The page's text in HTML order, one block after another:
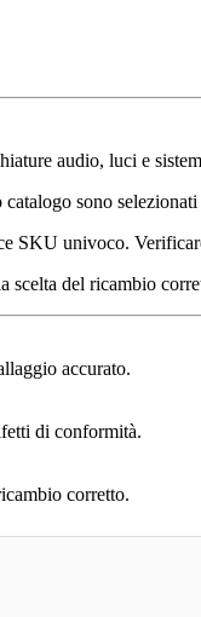
audio, luci e
sono
SKU univoco.
scelta del ricambio
accurato.
di conformità.
corretto.